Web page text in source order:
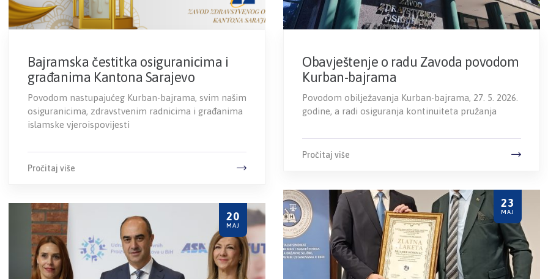
Bajramska čestitka osiguranicima i
građanima Kantona Sarajevo
Povodom nastupajućeg Kurban-bajrama, svim našim
osiguranicima, zdravstvenim radnicima i građanima
islamske vjeroispovijesti
Pročitaj više
Obavještenje o radu Zavoda povodom
Kurban-bajrama
Povodom obilježavanja Kurban-bajrama, 27. 5. 2026.
godine, a radi osiguranja kontinuiteta pružanja
Pročitaj više
23
MAJ
20
MAJ